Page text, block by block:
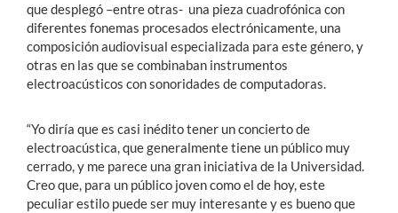
que desplegó –entre otras- una pieza cuadrofónica con
diferentes fonemas procesados electrónicamente, una
composición audiovisual especializada para este género, y
otras en las que se combinaban instrumentos
electroacústicos con sonoridades de computadoras.
“Yo diría que es casi inédito tener un concierto de
electroacústica, que generalmente tiene un público muy
cerrado, y me parece una gran iniciativa de la Universidad.
Creo que, para un público joven como el de hoy, este
peculiar estilo puede ser muy interesante y es bueno que